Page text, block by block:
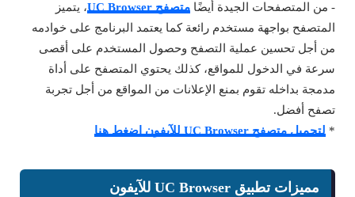
- من المتصفحات الجيدة أيضًا متصفح UC Browser
، يتميز
المتصفح بواجهة مستخدم رائعة كما يعتمد البرنامج على خوادمه
من أجل تحسين عملية التصفح وحصول المستخدم على أقصى
سرعة في الدخول للمواقع، كذلك يحتوي المتصفح على أداة
مدمجة بداخله تقوم بمنع الإعلانات من المواقع من أجل تجربة
تصفح أفضل.
* لتحميل متصفح UC Browser للآيفون اضغط هنا
مميزات تطبيق UC Browser للآيفون